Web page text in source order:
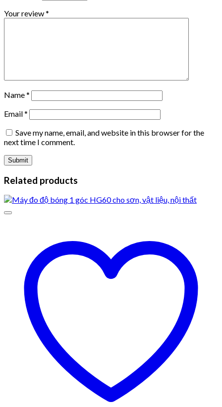
Your review*
Name*
Email*
Save my name, email, and website in this browser for the
next time I comment.
Related products